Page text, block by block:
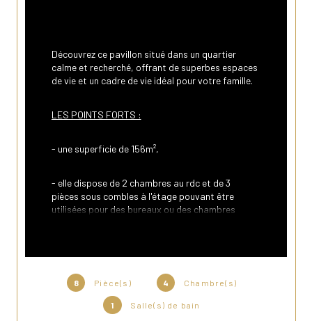
8 Pièce(s) 4 Chambre(s)
1 Salle(s) de bain
Découvrez ce pavillon situé dans un quartier
calme et recherché, offrant de superbes espaces
de vie et un cadre de vie idéal pour votre famille.
LES POINTS FORTS :
- une superficie de 156m²,
- elle dispose de 2 chambres au rdc et de 3
pièces sous combles à l'étage pouvant être
utilisées pour des bureaux ou des chambres
- de deux salons au RDC dont l'un avec cheminée
offrant des espaces généreux pour la détente et
les réceptions,